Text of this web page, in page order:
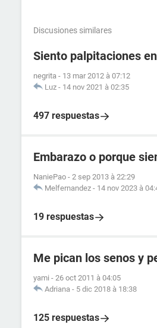
Discusiones similares
Siento palpitaciones
negrita - 13 mar 2012 à 07:12
Luz - 14 nov 2021 à 02:35
497 respuestas
Embarazo o porque
NaniePao - 2 sep 2013 à 22:29
Melfernandez - 14 nov 2023 à
19 respuestas
Me pican los senos y
yami - 26 oct 2011 à 04:05
Adriana - 5 dic 2018 à 18:38
125 respuestas